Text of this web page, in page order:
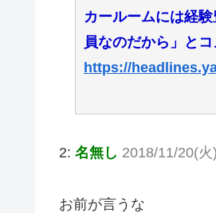
カールームには経
員なのだから」と
https://
2: 名無し 2018/11/20(
お前が言うな